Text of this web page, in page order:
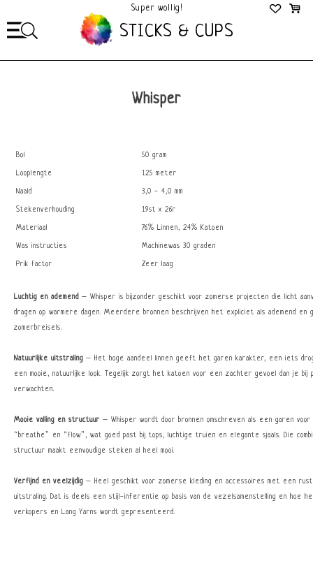
Mega Gezellig!
STICKS & CUPS
Whisper
Bol 50 gram
Looplengte 125 meter
Naald 3,0 - 4,0 mm
Stekenverhouding 19st x 26r
Materiaal 76% Linnen, 24% Katoen
Was instructies Machinewas 30 graden
Prik factor Zeer laag
Luchtig en ademend – Whisper is bijzonder geschikt voor zomerse projecten die licht
dragen op warmere dagen. Meerdere bronnen beschrijven het expliciet als ademend en
zomerbreisels.
Natuurlijke uitstraling – Het hoge aandeel linnen geeft het garen karakter, een iets
een mooie, natuurlijke look. Tegelijk zorgt het katoen voor een zachter gevoel dan je bij
verwachten.
Mooie valling en structuur – Whisper wordt door bronnen omschreven als een garen
“breathe” en “flow”, wat goed past bij tops, luchtige truien en elegante sjaals. Die
structuur maakt eenvoudige steken al heel mooi.
Verfijnd en veelzijdig – Heel geschikt voor zomerse kleding en accessoires met een
uitstraling. Dat is deels een stijl-inferentie op basis van de vezelsamenstelling en hoe
verkopers en Lang Yarns wordt gepresenteerd.